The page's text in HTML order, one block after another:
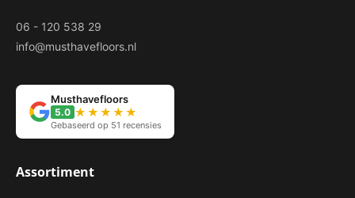
06 - 120 538 29
info@musthavefloors.nl
Musthavefloors
5.0 ★★★★★
Gebaseerd op 51 recensies
Assortiment